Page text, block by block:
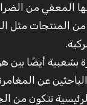
المعفي من
من المنتجات مثل
بشعبية أيضًا بين
تتكون من